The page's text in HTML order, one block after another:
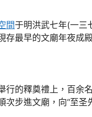
間于明洪武七年(一三
存最早的文廟年夜成殿
行的釋奠禮上，百余
次步進文廟，向“至圣